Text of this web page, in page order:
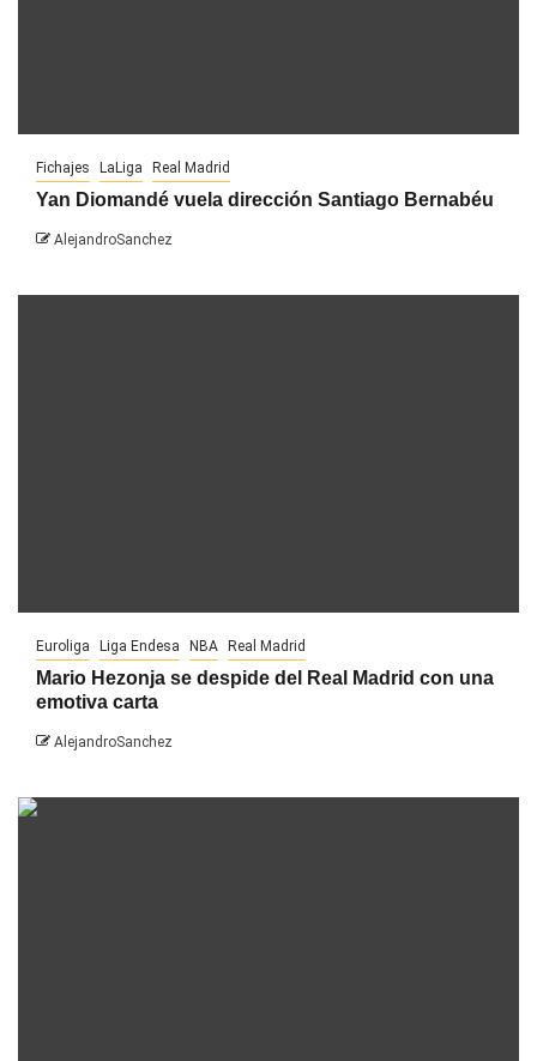
Fichajes LaLiga Real Madrid
Yan Diomandé vuela dirección Santiago Bernabéu
AlejandroSanchez
Euroliga Liga Endesa NBA Real Madrid
Mario Hezonja se despide del Real Madrid con una
emotiva carta
AlejandroSanchez